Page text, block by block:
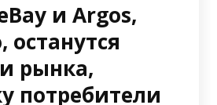
и Argos,
останутся
рынка,
потребители